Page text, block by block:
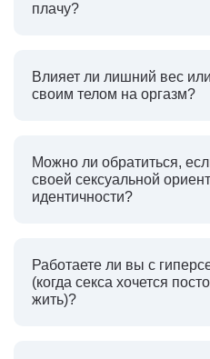
плачу?
Влияет ли лишний вес
своим телом на оргазм?
Можно ли обратиться,
своей сексуальной
идентичности?
Работаете ли вы с
(когда секса хочется
жить)?